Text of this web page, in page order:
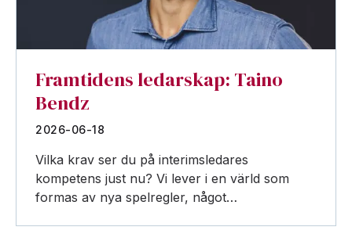
Framtidens ledarskap: Taino
Bendz
2026-06-18
Vilka krav ser du på interimsledares
kompetens just nu? Vi lever i en värld som
formas av nya spelregler, något…